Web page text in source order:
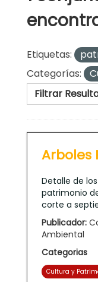
Etiquetas:
Categorías:
Filtrar
Arboles
Detalle de
patrimonio
corte a
Publicador:
Ambiental
Categorias
Cultura y